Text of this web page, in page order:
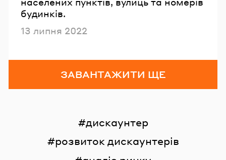
будинків.
Опубліковано
13 липня 2022
ЗАВАНТАЖИТИ ЩЕ
дискаунтер
розвиток дискаунтерів